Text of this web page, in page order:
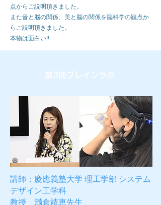
点からご説明頂きました。
また音と脳の関係、美と脳の関係を脳科学の観点か
らご説明頂きました。
本物は面白い!!
第3回ブレインラボ
講師：慶應義塾大学 理工学部 システム
デザイン工学科
教授 満倉靖恵先生